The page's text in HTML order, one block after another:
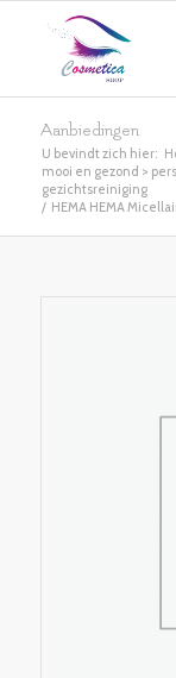
Aanbiedingen
U bevindt zich hier:
mooi en gezond >
gezichtsreiniging
/ HEMA HEMA